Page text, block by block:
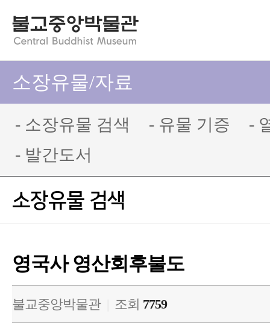
소장유물/자료
- 소장유물 검색 - 유물 기증
-
- 발간도서
소장유물 검색
영국사 영산회후불도
불교중앙박물관 조회 7759